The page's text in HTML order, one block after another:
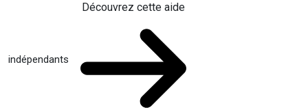
indépendants
Découvrez cette aide